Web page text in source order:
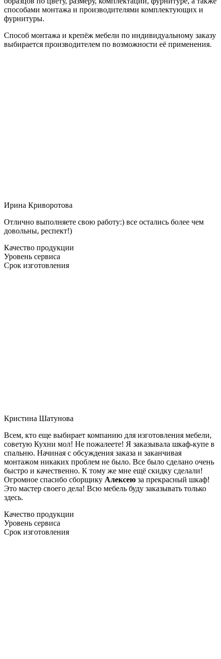
способами монтажа и производителями комплектующих и
фурнитуры.
Способ монтажа и крепёж мебели по индивидуальному заказу
выбирается производителем по возможности её применения.
Ирина Криворотова
Отлично выполняете свою работу:) все остались более чем
довольны, респект!)
Качество продукции
Уровень сервиса
Срок изготовления
Кристина Шатунова
Всем, кто еще выбирает компанию для изготовления мебели,
советую Кухни мол! Не пожалеете! Я заказывала шкаф-купе в
спальню. Начиная с обсуждения заказа и заканчивая
монтажом никаких проблем не было. Все было сделано очень
быстро и качественно. К тому же мне ещё скидку сделали!
Огромное спасибо сборщику Алексею за прекрасный шкаф!
Это мастер своего дела! Всю мебель буду заказывать только
здесь.
Качество продукции
Уровень сервиса
Срок изготовления